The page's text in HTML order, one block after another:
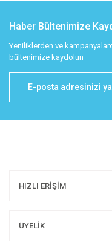
Haber Bültenimize
Yeniliklerden ve
bültenimize kaydolun
HIZLI ERİŞİM
ÜYELİK